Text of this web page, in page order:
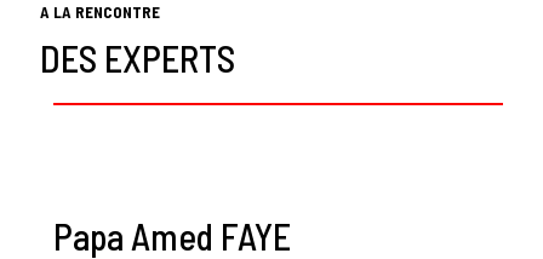
A LA RENCONTRE
DES EXPERTS
Papa Amed FAYE